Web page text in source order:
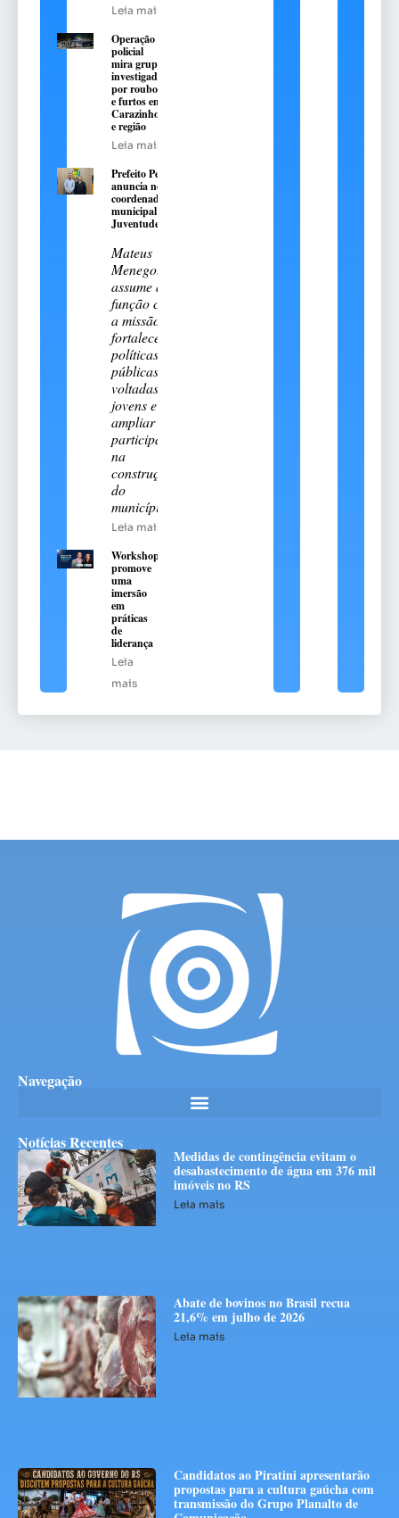
Leia mais
Operação
policial
mira grupo
investigado
por roubos
e furtos em
Carazinho
e região
Leia mais
Prefeito Pedro
anuncia novo
coordenador
municipal da
Juventude
Mateus
Menegotto
assume a
função com
a missão de
fortalecer
políticas
públicas
voltadas aos
jovens e
ampliar sua
participação
na
construção
do
município
Leia mais
Workshop
promove
uma
imersão
em
práticas
de
liderança
Leia
mais
Navegação
Notícias Recentes
Medidas de contingência evitam o
desabastecimento de água em 376 mil
imóveis no RS
Leia mais
Abate de bovinos no Brasil recua
21,6% em julho de 2026
Leia mais
Candidatos ao Piratini apresentarão
propostas para a cultura gaúcha com
transmissão do Grupo Planalto de